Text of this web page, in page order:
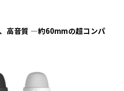
高音質 ―約60mmの超コンパ